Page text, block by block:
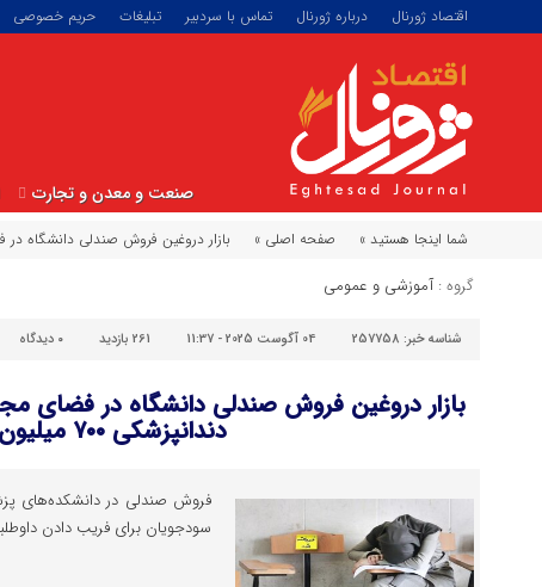
اقتصاد ژورنال درباره ژورنال تماس با سردبیر تبلیغات حریم خصوصی
صنعت و معدن و تجارت
شما اینجا هستید » صفحه اصلی » بازار دروغین فروش صندلی دانشگاه در فضای مجازی
گروه :آموزشی و عمومی
شناسه خبر: 257758 04 آگوست 2025 - 11:37 261 بازدید ۰ دیدگاه
دندانپزشکی ۷۰۰ میلیون
فروش صندلی در دانشکده‌های
سودجویان برای فریب دادن